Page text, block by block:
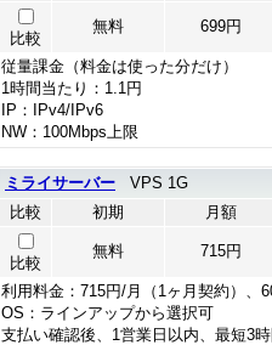
比較
無料 699円
従量課金（料金は使った分だけ）
1時間当たり：1.1円
IP：IPv4/IPv6
NW：100Mbps上限
ミライサーバー VPS 1G
比較
初期 月額
比較
無料 715円
利用料金：715円/月（1ヶ月契約）、
OS：ラインアップから選択可
支払い確認後、1営業日以内、最短3